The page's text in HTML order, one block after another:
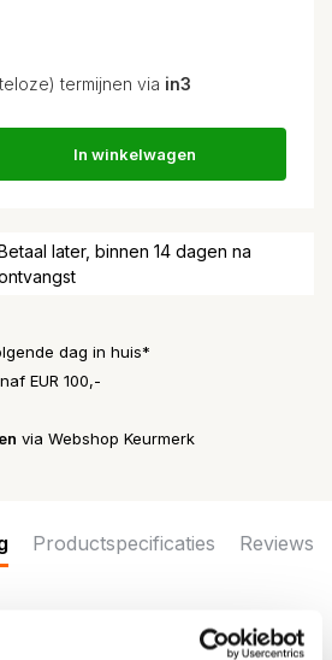
termijnen via in3
In winkelwagen
later, binnen 14 dagen na
dag in huis*
EUR 100,-
via Webshop Keurmerk
Productspecificaties Reviews
uit de nieuwe AW21 collectie van